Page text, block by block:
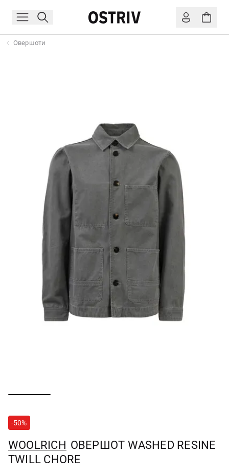
Овершоти
-50%
WOOLRICH ОВЕРШОТ WASHED RESINE
TWILL CHORE